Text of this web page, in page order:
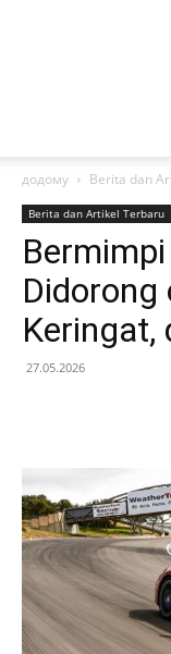
додому Berita dan
Berita dan Artikel Terbaru
Didorong
Keringat,
27.05.2026